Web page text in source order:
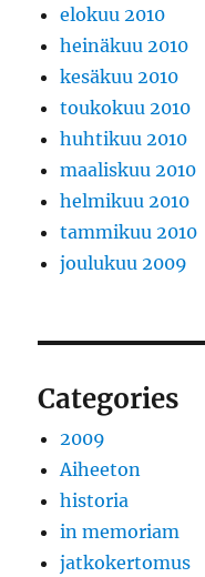
elokuu 2010
heinäkuu 2010
kesäkuu 2010
toukokuu 2010
huhtikuu 2010
maaliskuu 2010
helmikuu 2010
tammikuu 2010
joulukuu 2009
Categories
2009
Aiheeton
historia
in memoriam
jatkokertomus